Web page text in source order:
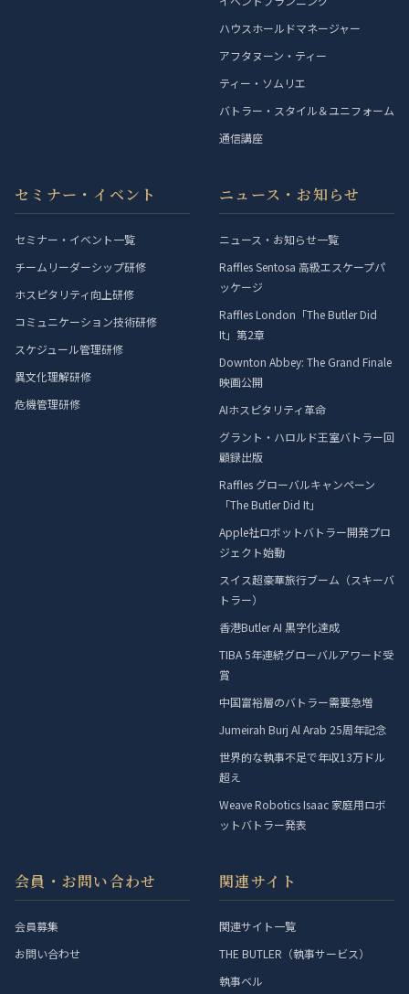
ハウスホールドマネージャー
アフタヌーン・ティー
ティー・ソムリエ
バトラー・スタイル＆ユニフォーム
通信講座
セミナー・イベント
セミナー・イベント一覧
チームリーダーシップ研修
ホスピタリティ向上研修
コミュニケーション技術研修
スケジュール管理研修
異文化理解研修
危機管理研修
ニュース・お知らせ
ニュース・お知らせ一覧
Raffles Sentosa 高級エスケープパ
ッケージ
Raffles London「The Butler Did
It」第2章
Downton Abbey: The Grand Finale
映画公開
AIホスピタリティ革命
グラント・ハロルド王室バトラー回
顧録出版
Raffles グローバルキャンペーン
「The Butler Did It」
Apple社ロボットバトラー開発プロ
ジェクト始動
スイス超豪華旅行ブーム（スキーバ
トラー）
香港Butler AI 黒字化達成
TIBA 5年連続グローバルアワード受
賞
中国富裕層のバトラー需要急増
Jumeirah Burj Al Arab 25周年記念
世界的な執事不足で年収13万ドル
超え
Weave Robotics Isaac 家庭用ロボ
ットバトラー発表
会員・お問い合わせ
会員募集
お問い合わせ
関連サイト
関連サイト一覧
THE BUTLER（執事サービス）
執事ベル